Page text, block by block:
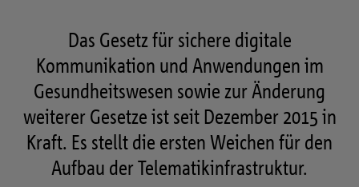
Das Gesetz für sichere digitale
Kommunikation und Anwendungen im
Gesundheitswesen sowie zur Änderung
weiterer Gesetze ist seit Dezember 2015 in
Kraft. Es stellt die ersten Weichen für den
Aufbau der Telematikinfrastruktur.